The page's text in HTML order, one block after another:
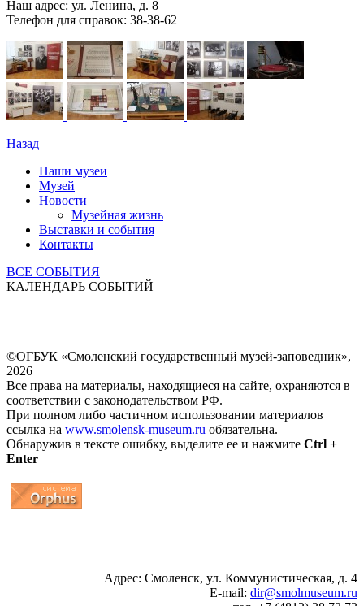
Наш адрес: ул. Ленина, д. 8
Телефон для справок: 38-38-62
Назад
Наши музеи
Музей
Новости
Музейная жизнь
Выставки и события
Контакты
ВСЕ СОБЫТИЯ
КАЛЕНДАРЬ СОБЫТИЙ
©ОГБУК «Смоленский государственный музей-заповедник»,
2026
Все права на материалы, находящиеся на сайте, охраняются в
соответствии с законодательством РФ.
При полном либо частичном использовании материалов
ссылка на www.smolensk-museum.ru обязательна.
Обнаружив в тексте ошибку, выделите ее и нажмите Ctrl +
Enter
Адрес: Смоленск, ул. Коммунистическая, д. 4
E-mail: dir@smolmuseum.ru